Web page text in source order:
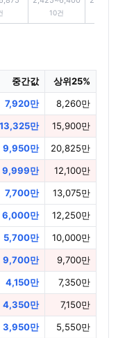
10건
중간값
상위25%
7,920만
8,260만
13,325만
15,900만
9,950만
20,825만
9,999만
12,100만
7,700만
13,075만
6,000만
12,250만
5,700만
10,000만
9,700만
9,700만
4,150만
7,350만
4,350만
7,150만
3,950만
5,550만